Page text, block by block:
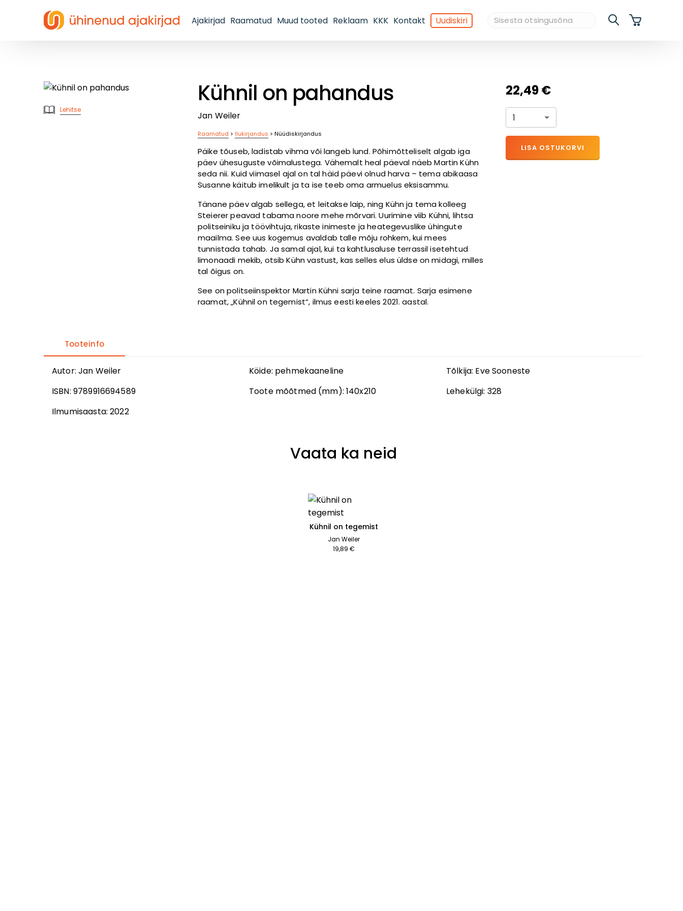
Ajakirjad Raamatud Muud tooted Reklaam KKK Kontakt Uudiskiri
Lehitse
Kühnil on pahandus
Jan Weiler
Raamatud > Ilukirjandus > Nüüdiskirjandus
Päike tõuseb, ladistab vihma või langeb lund. Põhimõtteliselt algab iga
päev ühesuguste võimalustega. Vähemalt heal päeval näeb Martin Kühn
seda nii. Kuid viimasel ajal on tal häid päevi olnud harva – tema abikaasa
Susanne käitub imelikult ja ta ise teeb oma armuelus eksisammu.
Tänane päev algab sellega, et leitakse laip, ning Kühn ja tema kolleeg
Steierer peavad tabama noore mehe mõrvari. Uurimine viib Kühni, lihtsa
politseiniku ja töövihtuja, rikaste inimeste ja heategevuslike ühingute
maailma. See uus kogemus avaldab talle mõju rohkem, kui mees
tunnistada tahab. Ja samal ajal, kui ta kahtlusaluse terrassil isetehtud
limonaadi mekib, otsib Kühn vastust, kas selles elus üldse on midagi, milles
tal õigus on.
See on politseiinspektor Martin Kühni sarja teine raamat. Sarja esimene
raamat, „Kühnil on tegemist“, ilmus eesti keeles 2021. aastal.
22,49 €
1
LISA OSTUKORVI
Tooteinfo
Autor:Jan Weiler Köide: pehmekaaneline Tõlkija: Eve Sooneste
ISBN: 9789916694589 Toote mõõtmed (mm):140x210 Lehekülgi: 328
Ilmumisaasta:2022
Vaata ka neid
Kühnil on tegemist
Jan Weiler
19,89 €